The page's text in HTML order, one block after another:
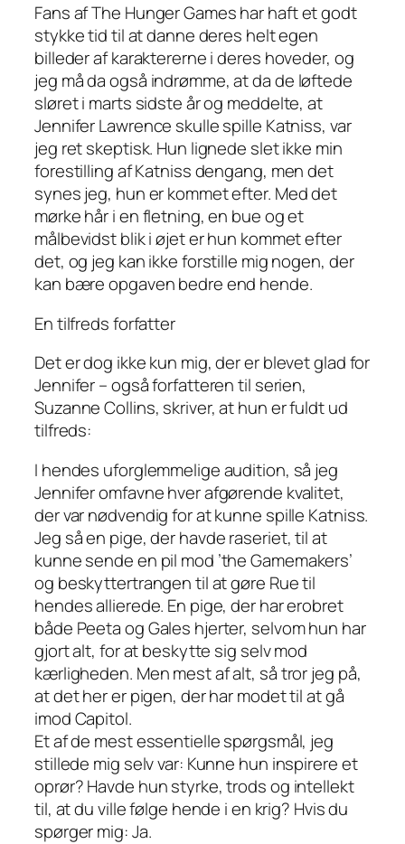
Fans af The Hunger Games har haft et godt
stykke tid til at danne deres helt egen
billeder af karaktererne i deres hoveder, og
jeg må da også indrømme, at da de løftede
sløret i marts sidste år og meddelte, at
Jennifer Lawrence skulle spille Katniss, var
jeg ret skeptisk. Hun lignede slet ikke min
forestilling af Katniss dengang, men det
synes jeg, hun er kommet efter. Med det
mørke hår i en fletning, en bue og et
målbevidst blik i øjet er hun kommet efter
det, og jeg kan ikke forstille mig nogen, der
kan bære opgaven bedre end hende.
En tilfreds forfatter
Det er dog ikke kun mig, der er blevet glad for
Jennifer – også forfatteren til serien,
Suzanne Collins, skriver, at hun er fuldt ud
tilfreds:
I hendes uforglemmelige audition, så jeg
Jennifer omfavne hver afgørende kvalitet,
der var nødvendig for at kunne spille Katniss.
Jeg så en pige, der havde raseriet, til at
kunne sende en pil mod ’the Gamemakers’
og beskyttertrangen til at gøre Rue til
hendes allierede. En pige, der har erobret
både Peeta og Gales hjerter, selvom hun har
gjort alt, for at beskytte sig selv mod
kærligheden. Men mest af alt, så tror jeg på,
at det her er pigen, der har modet til at gå
imod Capitol.
Et af de mest essentielle spørgsmål, jeg
stillede mig selv var: Kunne hun inspirere et
oprør? Havde hun styrke, trods og intellekt
til, at du ville følge hende i en krig? Hvis du
spørger mig: Ja.